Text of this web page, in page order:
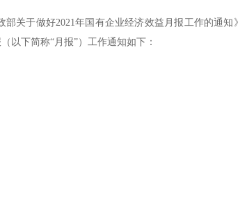
部关于做好2021 年国有企业经济效益月报工作的通知》
以下简称“ 月报”）工作通知如下：